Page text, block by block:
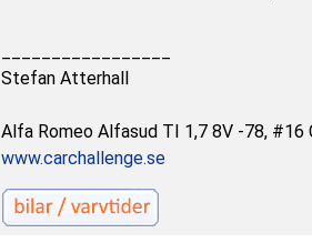
Stefan Atterhall
Alfa Romeo Alfasud TI 1,7 8V -78, #16
www.carchallenge.se